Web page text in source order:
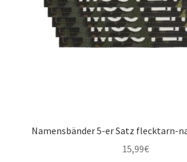
Namensbänder 5-er Satz flecktarn-
15,99€